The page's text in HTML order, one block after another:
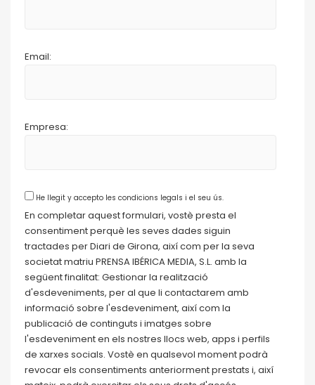
Email:
Empresa:
He llegit y accepto les condicions legals i el seu ús.
En completar aquest formulari, vostè presta el
consentiment perquè les seves dades siguin
tractades per Diari de Girona, així com per la seva
societat matriu PRENSA IBÉRICA MEDIA, S.L. amb la
següent finalitat: Gestionar la realització
d'esdeveniments, per al que li contactarem amb
informació sobre l'esdeveniment, així com la
publicació de continguts i imatges sobre
l'esdeveniment en els nostres llocs web, apps i perfils
de xarxes socials. Vostè en qualsevol moment podrà
revocar els consentiments anteriorment prestats i, així